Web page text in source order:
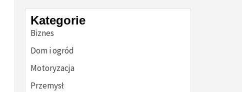
Kategorie
Biznes
Dom i ogród
Motoryzacja
Przemysł